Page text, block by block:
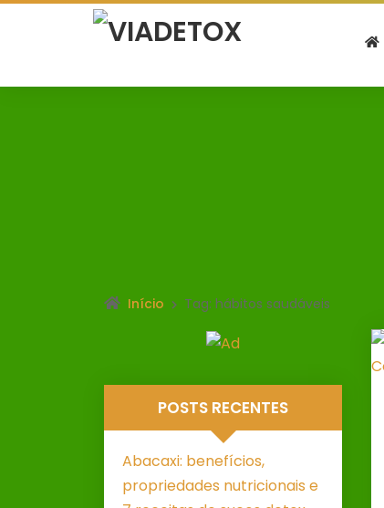
Início Tag: hábitos saudáveis
POSTS RECENTES
Abacaxi: benefícios,
propriedades nutricionais e